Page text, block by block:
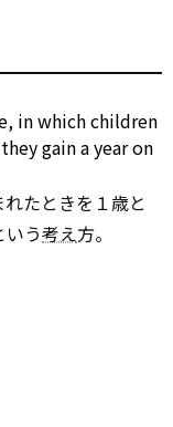
in whichchildren
theygaina yearon
たときを１歳と
う考え方。